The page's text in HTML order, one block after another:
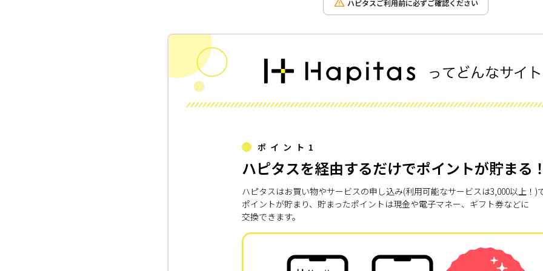
ハピタスご利用前に必ずご確認ください
ポイント1
ハピタスを経由するだけでポイントが貯まる
ハピタスはお買い物やサービスの申し込み(利用可能なサービスは3,000以上！)
ポイントが貯まり、貯まったポイントは現金や電子マネー、ギフト券などに
交換できます。